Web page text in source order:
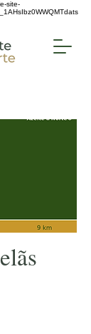
site-